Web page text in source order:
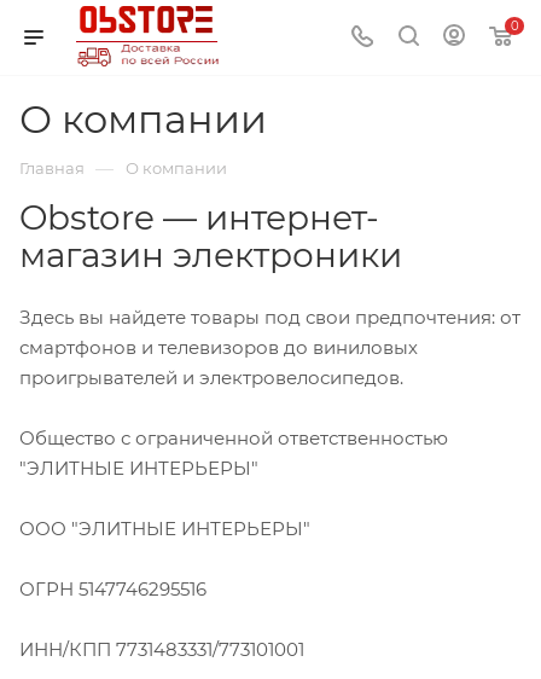
0
О компании
Главная — О компании
Obstore — интернет-
магазин электроники
Здесь вы найдете товары под свои предпочтения: от
смартфонов и телевизоров до виниловых
проигрывателей и электровелосипедов.
Общество с ограниченной ответственностью
"ЭЛИТНЫЕ ИНТЕРЬЕРЫ"
ООО "ЭЛИТНЫЕ ИНТЕРЬЕРЫ"
ОГРН 5147746295516
ИНН/КПП 7731483331/773101001